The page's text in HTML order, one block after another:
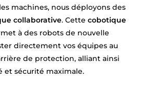
machines, nous déployons des
collaborative. Cette cobotique
à des robots de nouvelle
directement vos équipes au
de protection, alliant ainsi
et sécurité maximale.